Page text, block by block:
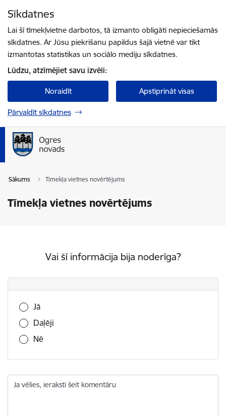
Sīkdatnes
Lai šī tīmekļvietne darbotos, tā izmanto obligāti nepieciešamās
sīkdatnes. Ar Jūsu piekrišanu papildus šajā vietnē var tikt
izmantotas statistikas un sociālo mediju sīkdatnes.
Lūdzu, atzīmējiet savu izvēli:
Noraidīt Apstiprināt visas
Pārvaldīt sīkdatnes
Sākums Tīmekļa vietnes novērtējums
Tīmekļa vietnes novērtējums
Vai šī informācija bija noderīga?
Vai šī informācija bija noderīga?
Jā
Daļēji
Nē
Ja vēlies, ieraksti šeit komentāru